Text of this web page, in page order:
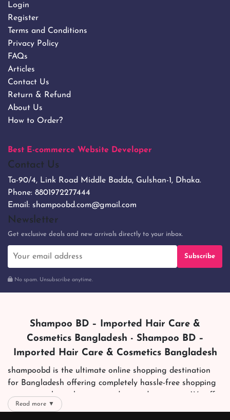
Login
Register
Terms and Conditions
Privacy Policy
FAQs
Articles
Contact Us
Return & Refund
About Us
How to Order?
Best E-commerce Website Developer
Contact Us
Ta-90/4, Link Road Middle Badda, Gulshan-1, Dhaka.
Phone: 8801972277444
Email: shampoobd.com@gmail.com
Newsletter
Get exclusive deals and new arrivals directly to your inbox.
Subscribe
No spam. Unsubscribe anytime.
Shampoo BD – Imported Hair Care &
Cosmetics Bangladesh - Shampoo BD –
Imported Hair Care & Cosmetics Bangladesh
shampoobd is the ultimate online shopping destination
for Bangladesh offering completely hassle-free shopping
experience through secure and trusted gateways. We offer
you trendy and reliable shopping with all your preferred
Read more ▼